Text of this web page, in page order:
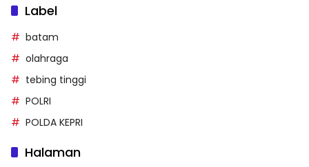
Label
batam
olahraga
tebing tinggi
POLRI
POLDA KEPRI
Halaman